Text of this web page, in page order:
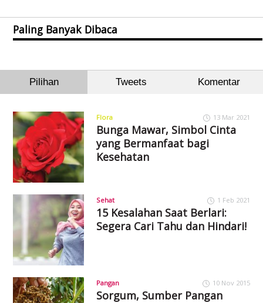
Paling Banyak Dibaca
Pilihan Tweets Komentar
Flora 13 Mar 2021
Bunga Mawar, Simbol Cinta
yang Bermanfaat bagi
Kesehatan
Sehat 1 Feb 2021
15 Kesalahan Saat Berlari:
Segera Cari Tahu dan Hindari!
Pangan 10 Nov 2015
Sorgum, Sumber Pangan